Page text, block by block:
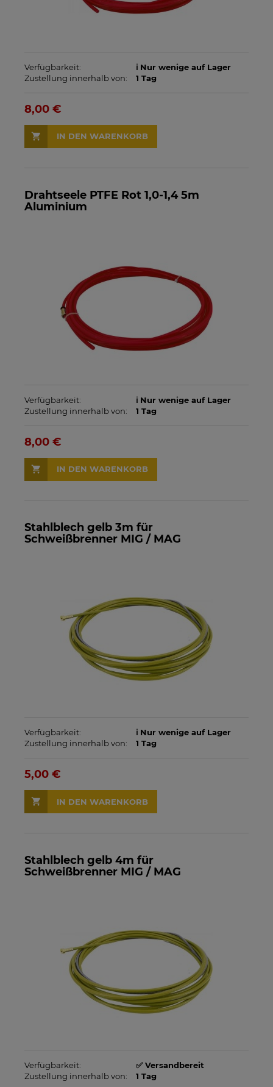
Verfügbarkeit:
ℹ️ Nur wenige auf Lager
Zustellung innerhalb von:
1 Tag
8,00 €
IN DEN WARENKORB
Drahtseele PTFE Rot 1,0-1,4 5m
Aluminium
Verfügbarkeit:
ℹ️ Nur wenige auf Lager
Zustellung innerhalb von:
1 Tag
8,00 €
IN DEN WARENKORB
Stahlblech gelb 3m für
Schweißbrenner MIG / MAG
Verfügbarkeit:
ℹ️ Nur wenige auf Lager
Zustellung innerhalb von:
1 Tag
5,00 €
IN DEN WARENKORB
Stahlblech gelb 4m für
Schweißbrenner MIG / MAG
Verfügbarkeit:
✅ Versandbereit
Zustellung innerhalb von:
1 Tag